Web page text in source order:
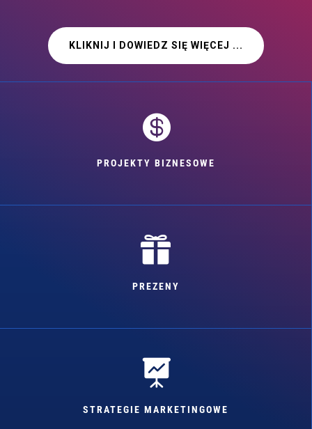
KLIKNIJ I DOWIEDZ SIĘ WIĘCEJ ...

PROJEKTY BIZNESOWE

PREZENY

STRATEGIE MARKETINGOWE